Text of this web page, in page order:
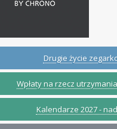
Drugie życie
Wpłaty na rzecz
Kalendarze 2027 -